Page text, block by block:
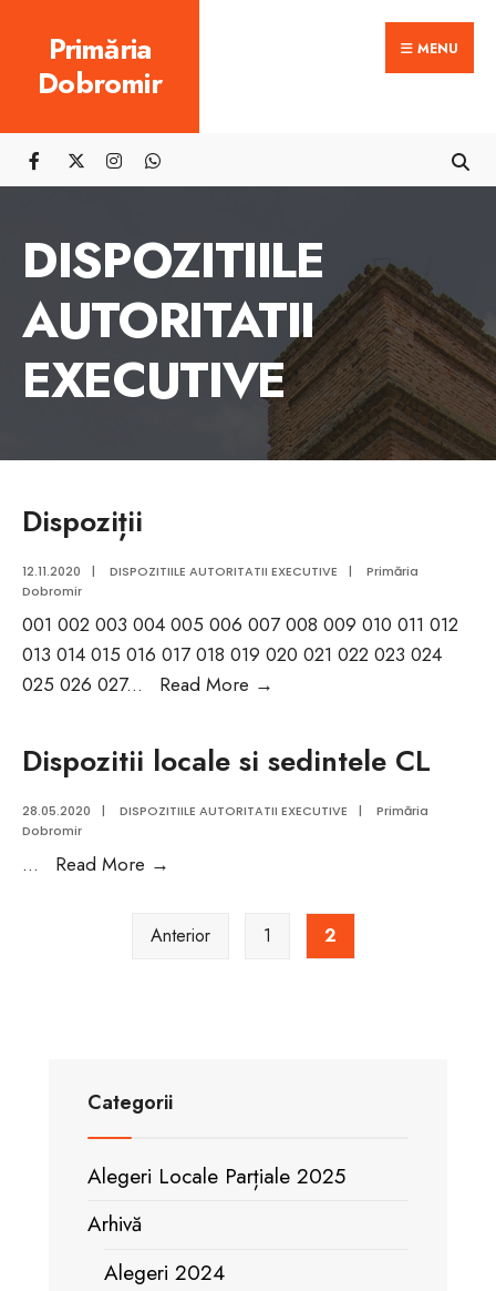
content
Primăria
Dobromir
MENU
DISPOZITIILE
AUTORITATII
EXECUTIVE
Dispoziții
12.11.2020 | DISPOZITIILE AUTORITATII EXECUTIVE |
Primăria
Dobromir
001 002 003 004 005 006 007 008 009 010 011 012
013 014 015 016 017 018 019 020 021 022 023 024
025 026 027... Read More →
Dispozitii locale si sedintele CL
28.05.2020 | DISPOZITIILE AUTORITATII EXECUTIVE |
Primăria
Dobromir
... Read More →
si
Anterior 1 2
Categorii
Alegeri Locale Parțiale 2025
Arhivă
Alegeri 2024
for: